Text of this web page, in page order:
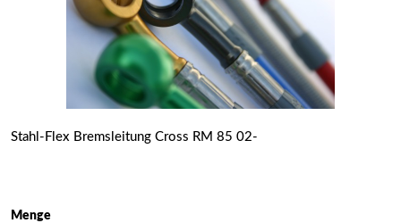
Stahl-Flex Bremsleitung Cross RM 85 02-
Menge